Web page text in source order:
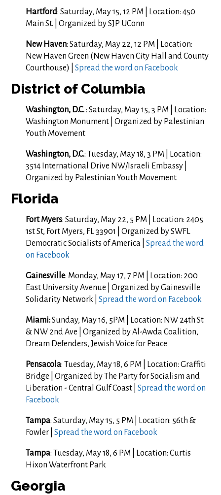
Hartford: Saturday, May 15, 12 PM | Location: 450
Main St. | Organized by SJP UConn
New Haven: Saturday, May 22, 12 PM | Location:
New Haven Green (New Haven City Hall and County
Courthouse) |Spread the word on Facebook
District of Columbia
Washington, D.C.: Saturday, May 15, 3 PM | Location:
Washington Monument | Organized by Palestinian
Youth Movement
Washington, D.C.: Tuesday, May 18, 3 PM | Location:
3514 International Drive NW/Israeli Embassy |
Organized by Palestinian Youth Movement
Florida
Fort Myers: Saturday, May 22, 5 PM | Location: 2405
1st St, Fort Myers, FL 33901 | Organized by SWFL
Democratic Socialists of America |Spread the word
on Facebook
Gainesville: Monday, May 17, 7 PM | Location: 200
East University Avenue | Organized by Gainesville
Solidarity Network |Spread the word on Facebook
Miami:Sunday, May 16, 5PM | Location: NW 24th St
& NW 2nd Ave | Organized by Al-Awda Coalition,
Dream Defenders, Jewish Voice for Peace
Pensacola: Tuesday, May 18, 6 PM | Location: Graffiti
Bridge | Organized by The Party for Socialism and
Liberation - Central Gulf Coast |Spread the word on
Facebook
Tampa: Saturday, May 15, 5 PM | Location: 56th &
Fowler |Spread the word on Facebook
Tampa: Tuesday, May 18, 6 PM | Location: Curtis
Hixon Waterfront Park
Georgia